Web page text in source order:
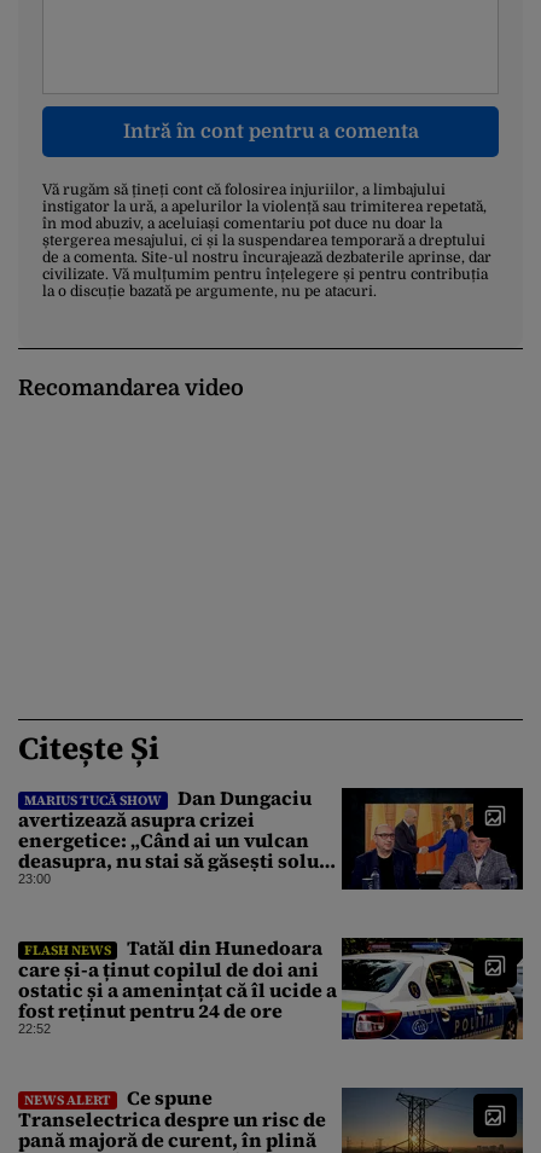
Intră în cont pentru a comenta
Vă rugăm să țineți cont că folosirea injuriilor, a limbajului
instigator la ură, a apelurilor la violență sau trimiterea repetată,
în mod abuziv, a aceluiași comentariu pot duce nu doar la
ștergerea mesajului, ci și la suspendarea temporară a dreptului
de a comenta. Site-ul nostru încurajează dezbaterile aprinse, dar
civilizate. Vă mulțumim pentru înțelegere și pentru contribuția
la o discuție bazată pe argumente, nu pe atacuri.
Recomandarea video
Citește Și
MARIUS TUCĂ SHOW
Dan Dungaciu
avertizează asupra crizei
energetice: „Când ai un vulcan
deasupra, nu stai să găsești soluții
cu leucoplast”
23:00
FLASH NEWS
Tatăl din Hunedoara
care și-a ținut copilul de doi ani
ostatic și a amenințat că îl ucide a
fost reținut pentru 24 de ore
22:52
NEWS ALERT
Ce spune
Transelectrica despre un risc de
pană majoră de curent, în plină